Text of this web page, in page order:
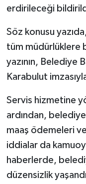
erdirileceği
Söz konusu
tüm müdürlüklere
yazının, Belediye
Karabulut
Servis hizmetine
ardından, belediye
maaş ödemeleri
iddialar da
haberlerde,
düzensizlik